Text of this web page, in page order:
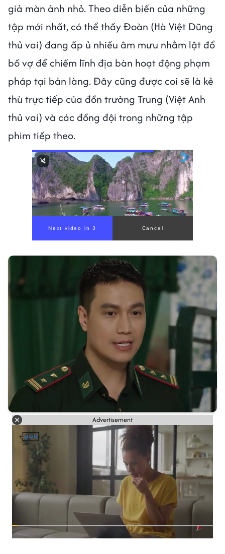
giả màn ảnh nhỏ. Theo diễn biến của những
tập mới nhất, có thể thấy Đoàn (Hà Việt Dũng
thủ vai) đang ấp ủ nhiều âm mưu nhằm lật đổ
bố vợ để chiếm lĩnh địa bàn hoạt động phạm
pháp tại bản làng. Đây cũng được coi sẽ là kẻ
thù trực tiếp của đồn trưởng Trung (Việt Anh
thủ vai) và các đồng đội trong những tập
phim tiếp theo.
Advertisement